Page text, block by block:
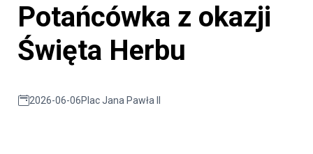
Potańcówka z okazji
Święta Herbu
2026-06-06Plac Jana Pawła II